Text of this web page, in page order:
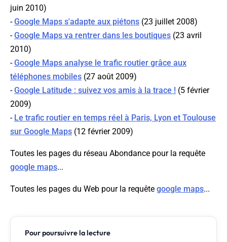
juin 2010)
-Google Maps s'adapte aux piétons (23 juillet 2008)
-Google Maps va rentrer dans les boutiques (23 avril
2010)
-Google Maps analyse le trafic routier grâce aux
téléphones mobiles (27 août 2009)
-Google Latitude : suivez vos amis à la trace ! (5 février
2009)
- Le trafic routier en temps réel à Paris, Lyon et Toulouse
sur Google Maps (12 février 2009)
Toutes les pages du réseau Abondance pour la requête
google maps...
Toutes les pages du Web pour la requête google maps...
Pour poursuivre la lecture